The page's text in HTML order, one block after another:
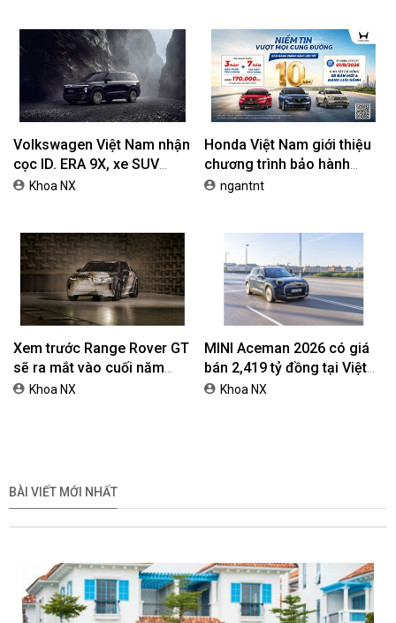
Volkswagen Việt Nam nhận
cọc ID. ERA 9X, xe SUV
EREV dự kiến giá dưới 3 tỷ
Khoa NX
Honda Việt Nam giới thiệu
chương trình bảo hành
chính hãng lên tới 10 năm
ngantnt
Xem trước Range Rover GT
sẽ ra mắt vào cuối năm
2026Khoa NX
MINI Aceman 2026 có giá
bán 2,419 tỷ đồng tại Việt
NamKhoa NX
BÀI VIẾT MỚI NHẤT